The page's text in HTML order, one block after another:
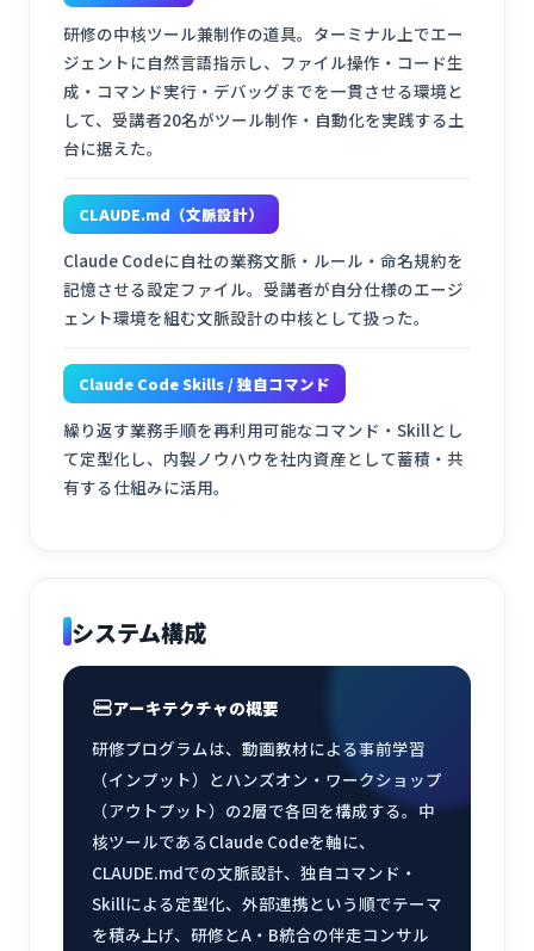
研修の中核ツール兼制作の道具。ターミナル上でエー
ジェントに自然言語指示し、ファイル操作・コード生
成・コマンド実行・デバッグまでを一貫させる環境と
して、受講者20名がツール制作・自動化を実践する土
台に据えた。
CLAUDE.md（文脈設計）
Claude Codeに自社の業務文脈・ルール・命名規約を
記憶させる設定ファイル。受講者が自分仕様のエージ
ェント環境を組む文脈設計の中核として扱った。
Claude Code Skills / 独自コマンド
繰り返す業務手順を再利用可能なコマンド・Skillとし
て定型化し、内製ノウハウを社内資産として蓄積・共
有する仕組みに活用。
システム構成
アーキテクチャの概要
研修プログラムは、動画教材による事前学習
（インプット）とハンズオン・ワークショップ
（アウトプット）の2層で各回を構成する。中
核ツールであるClaude Codeを軸に、
CLAUDE.mdでの文脈設計、独自コマンド・
Skillによる定型化、外部連携という順でテーマ
を積み上げ、研修とA・B統合の伴走コンサル